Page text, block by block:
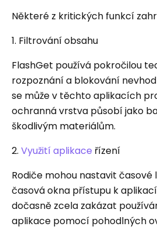
Některé z kritických funkcí
1. Filtrování obsahu
FlashGet používá pokročilou
rozpoznání a blokování
se může v těchto aplikacích
ochranná vrstva působí jako
škodlivým materiálům.
2. Využití aplikace řízení
Rodiče mohou nastavit
časová okna přístupu k
dočasně zcela zakázat
aplikace pomocí pohodlných